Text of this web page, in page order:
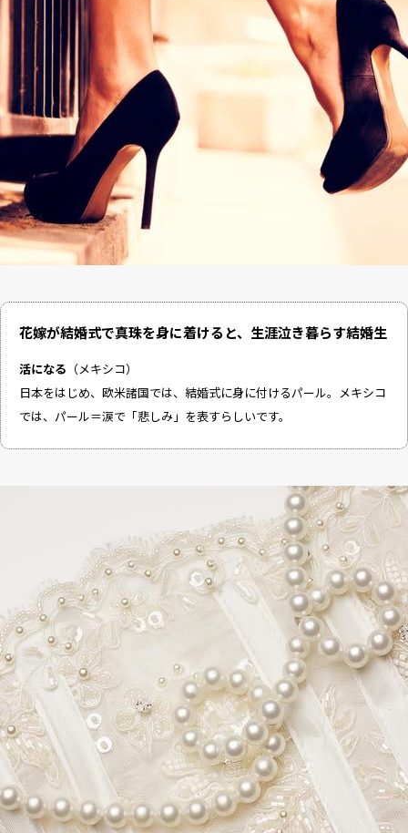
花嫁が結婚式で真珠を身に着けると、生涯泣き暮らす結婚生
活になる （メキシコ）
日本をはじめ、欧米諸国では、結婚式に身に付けるパール。メキシコ
では、パール＝涙で「悲しみ」を表すらしいです。